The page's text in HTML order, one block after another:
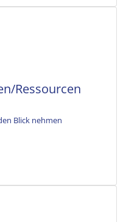
Ressourcen
Blick nehmen